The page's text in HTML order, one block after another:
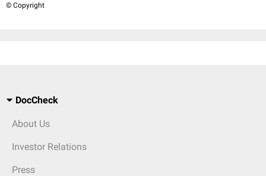
© Copyright
DocCheck
About Us
Investor Relations
Press